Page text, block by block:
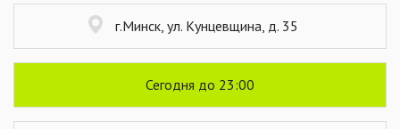
г.Минск, ул. Кунцевщина, д. 35
Сегодня до 23:00